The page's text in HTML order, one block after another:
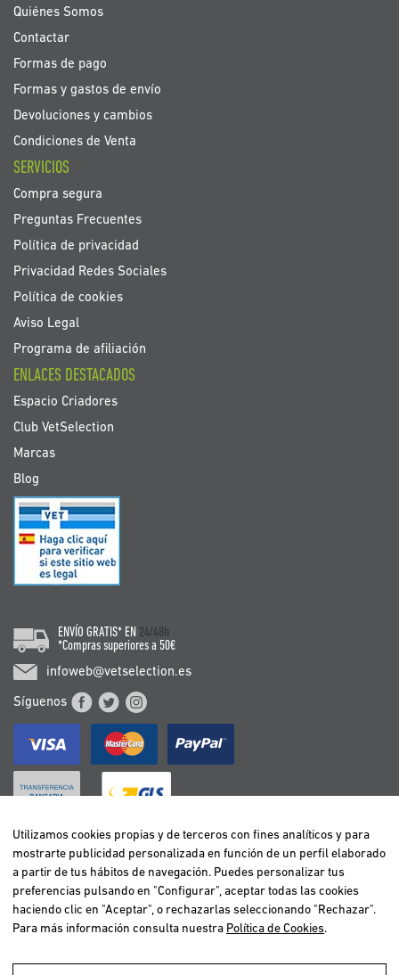
noticias:
Quiénes Somos
Contactar
Formas de pago
Formas y gastos de envío
Devoluciones y cambios
Condiciones de Venta
SERVICIOS
Compra segura
Preguntas Frecuentes
Política de privacidad
Privacidad Redes Sociales
Política de cookies
Aviso Legal
Programa de afiliación
ENLACES DESTACADOS
Espacio Criadores
Club VetSelection
Marcas
Blog
ENVÍO GRATIS* EN 24/48h
*Compras superiores a 50€
infoweb@vetselection.es
Síguenos
BELGIË / BELGIQUE
DEUTSCHLAND
ESPAÑA
FRANCE
ITALIA
Utilizamos cookies propias y de terceros con fines analíticos y para
mostrarte publicidad personalizada en función de un perfil elaborado
a partir de tus hábitos de navegación. Puedes personalizar tus
preferencias pulsando en "Configurar", aceptar todas las cookies
haciendo clic en "Aceptar", o rechazarlas seleccionando "Rechazar".
Para más información consulta nuestra Política de Cookies.